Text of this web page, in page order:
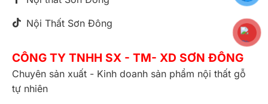
Nội Thất Sơn Đông
CÔNG TY TNHH SX - TM- XD SƠN ĐÔNG
Chuyên sản xuất - Kinh doanh sản phẩm nội thất gỗ
tự nhiên